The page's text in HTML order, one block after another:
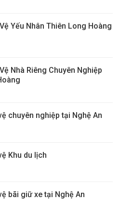
Yếu Nhân Thiên Long Hoàng
Nhà Riêng Chuyên Nghiệp
chuyên nghiệp tại Nghệ An
Khu du lịch
bãi giữ xe tại Nghệ An